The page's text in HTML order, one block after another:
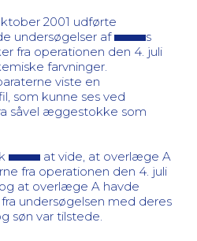
2001 udførte
undersøgelser af
s
fra operationen den 4. juli
farvninger.
viste en
som kunne ses ved
såvel æggestokke som
at vide, at overlæge A
fra operationen den 4. juli
at overlæge A havde
undersøgelsen med deres
søn var tilstede.